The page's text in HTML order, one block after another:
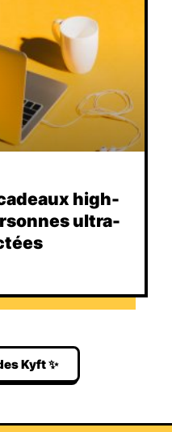
high-
ultra-
Kyft ✨